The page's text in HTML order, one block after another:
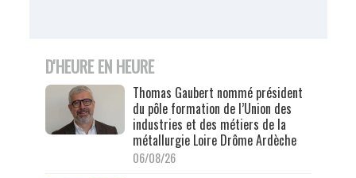
D'HEURE EN HEURE
Thomas Gaubert nommé président
du pôle formation de l’Union des
industries et des métiers de la
métallurgie Loire Drôme Ardèche
06/08/26